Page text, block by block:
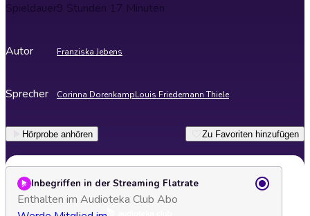
Spieldauer9 Stunden 17 Minuten
Autor Franziska Jebens
Sprecher Corinna DorenkampLouis Friedemann Thiele
Hörprobe anhören Zu Favoriten hinzufügen
Inbegriffen in der Streaming Flatrate
Enthalten im Audioteka Club Abo